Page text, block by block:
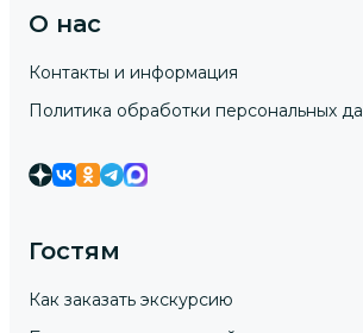
О нас
Контакты и информация
Политика обработки персональных
Гостям
Как заказать экскурсию